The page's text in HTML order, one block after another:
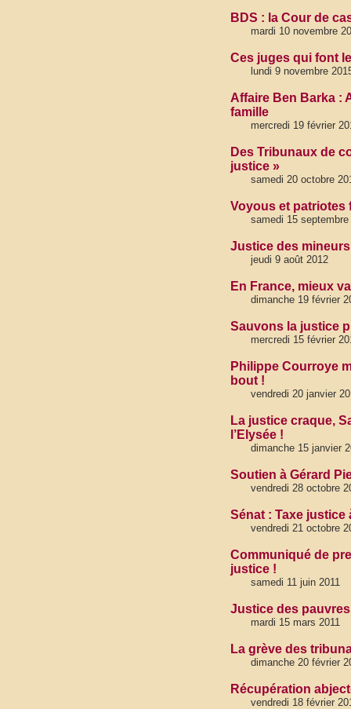
BDS : la Cour de
mardi 10 novembre
Ces juges qui font
lundi 9 novembre
Affaire Ben Barka :
famille
mercredi 19 février
Des Tribunaux de
justice »
samedi 20 octobre
Voyous et patriotes
samedi 15 septembre
Justice des
jeudi 9 août 2012
En France, mieux
dimanche 19 février
Sauvons la justice
mercredi 15 février
Philippe Courroye
bout !
vendredi 20 janvier
La justice craque,
l’Elysée !
dimanche 15 janvier
Soutien à Gérard
vendredi 28 octobre
Sénat : Taxe justice
vendredi 21 octobre
Communiqué de
justice !
samedi 11 juin 2011
Justice des
mardi 15 mars 2011
La grève des
dimanche 20 février
Récupération
vendredi 18 février